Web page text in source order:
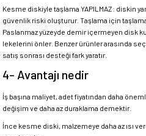
Kesme diskiyle taşlama YAPILMAZ: diskin
güvenlik riski oluşturur. Taşlama için taşlama
Paslanmaz yüzeyde demir içermeyen disk
lekelerini önler. Benzer ürünler arasında
satış sonrası desteği fark yaratır.
4- Avantajı nedir
İş başına maliyet, adet fiyatından daha
değişim ve daha az duraklama demektir.
İnce kesme diski, malzemeye daha az ısı